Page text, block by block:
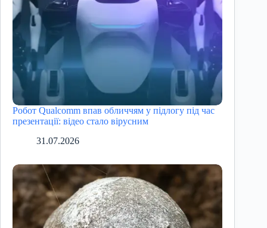
Робот Qualcomm впав обличчям у підлогу під час
презентації: відео стало вірусним
31.07.2026